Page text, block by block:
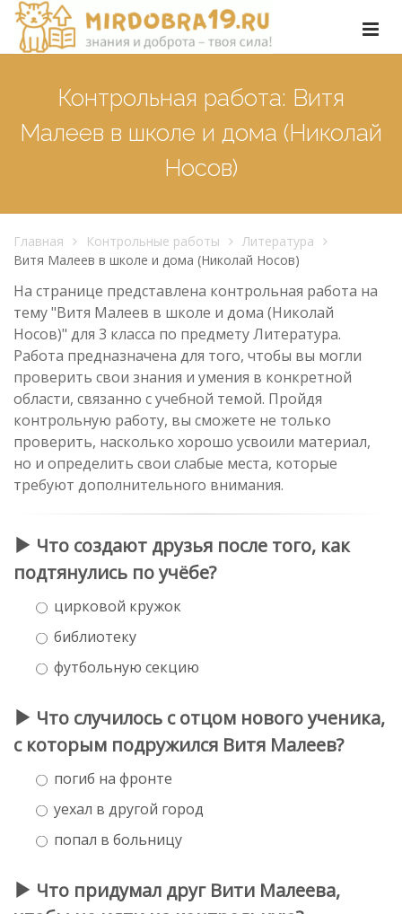
Контрольная работа: Витя
Малеев в школе и дома (Николай
Носов)
Главная Контрольные работы
Литература
Витя Малеев в школе и дома (Николай Носов)
На странице представлена контрольная работа на
тему "Витя Малеев в школе и дома (Николай
Носов)" для 3 класса по предмету Литература.
Работа предназначена для того, чтобы вы могли
проверить свои знания и умения в конкретной
области, связанно с учебной темой. Пройдя
контрольную работу, вы сможете не только
проверить, насколько хорошо усвоили материал,
но и определить свои слабые места, которые
требуют дополнительного внимания.
Что создают друзья после того, как
подтянулись по учёбе?
цирковой кружок
библиотеку
футбольную секцию
Что случилось с отцом нового ученика,
с которым подружился Витя Малеев?
погиб на фронте
уехал в другой город
попал в больницу
Что придумал друг Вити Малеева,